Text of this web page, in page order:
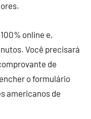
online e,
Você precisará
de
o formulário
americanos de